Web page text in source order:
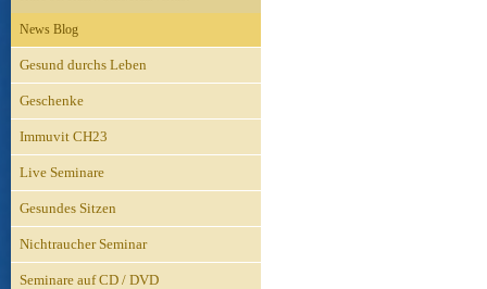
News Blog
Gesund durchs Leben
Geschenke
Immuvit CH23
Live Seminare
Gesundes Sitzen
Nichtraucher Seminar
Seminare auf CD / DVD